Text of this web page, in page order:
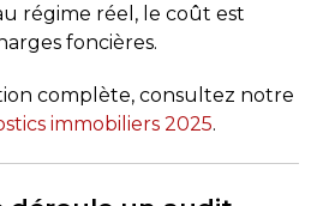
régime réel, le coût est
foncières.
complète, consultez notre
immobiliers 2025.